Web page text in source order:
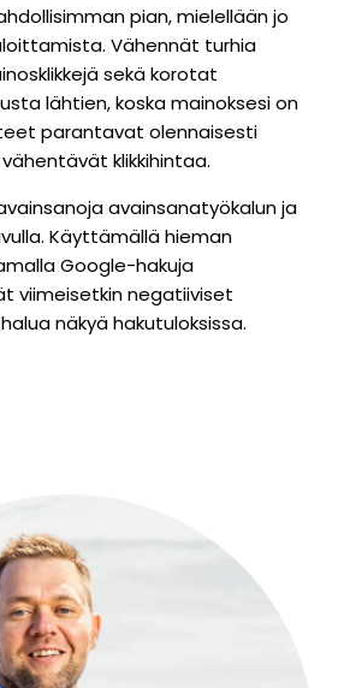
pian, mielellään jo
Vähennät turhia
sekä korotat
lähtien, koska mainoksesi on
parantavat olennaisesti
klikkihintaa.
avainsanatyökalun ja
Käyttämällä hieman
Google-hakuja
viimeisetkin negatiiviset
näkyä hakutuloksissa.